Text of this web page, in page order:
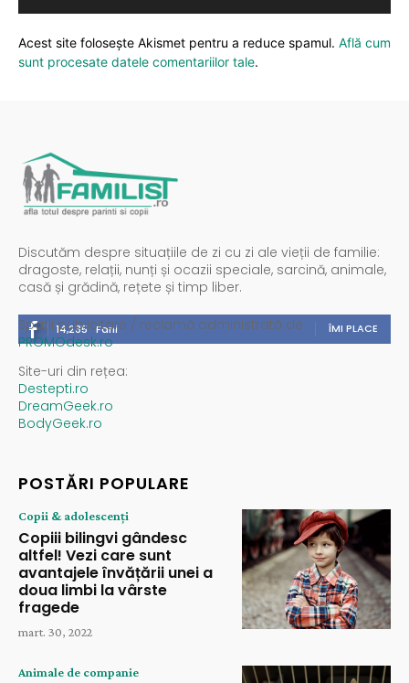
Acest site folosește Akismet pentru a reduce spamul. Află cum
sunt procesate datele comentariilor tale.
Discutăm despre situațiile de zi cu zi ale vieții de familie:
dragoste, relații, nunți și ocazii speciale, sarcină, animale,
casă și grădină, rețete și timp liber.
14,235 Fani ÎMI PLACE
Spații publicitare / reclamă administrată de
PROMOdesk.ro
Site-uri din rețea:
Destepti.ro
DreamGeek.ro
BodyGeek.ro
POSTĂRI POPULARE
Copii & adolescenți
Copiii bilingvi gândesc
altfel! Vezi care sunt
avantajele învățării unei a
doua limbi la vârste
fragede
mart. 30, 2022
Animale de companie